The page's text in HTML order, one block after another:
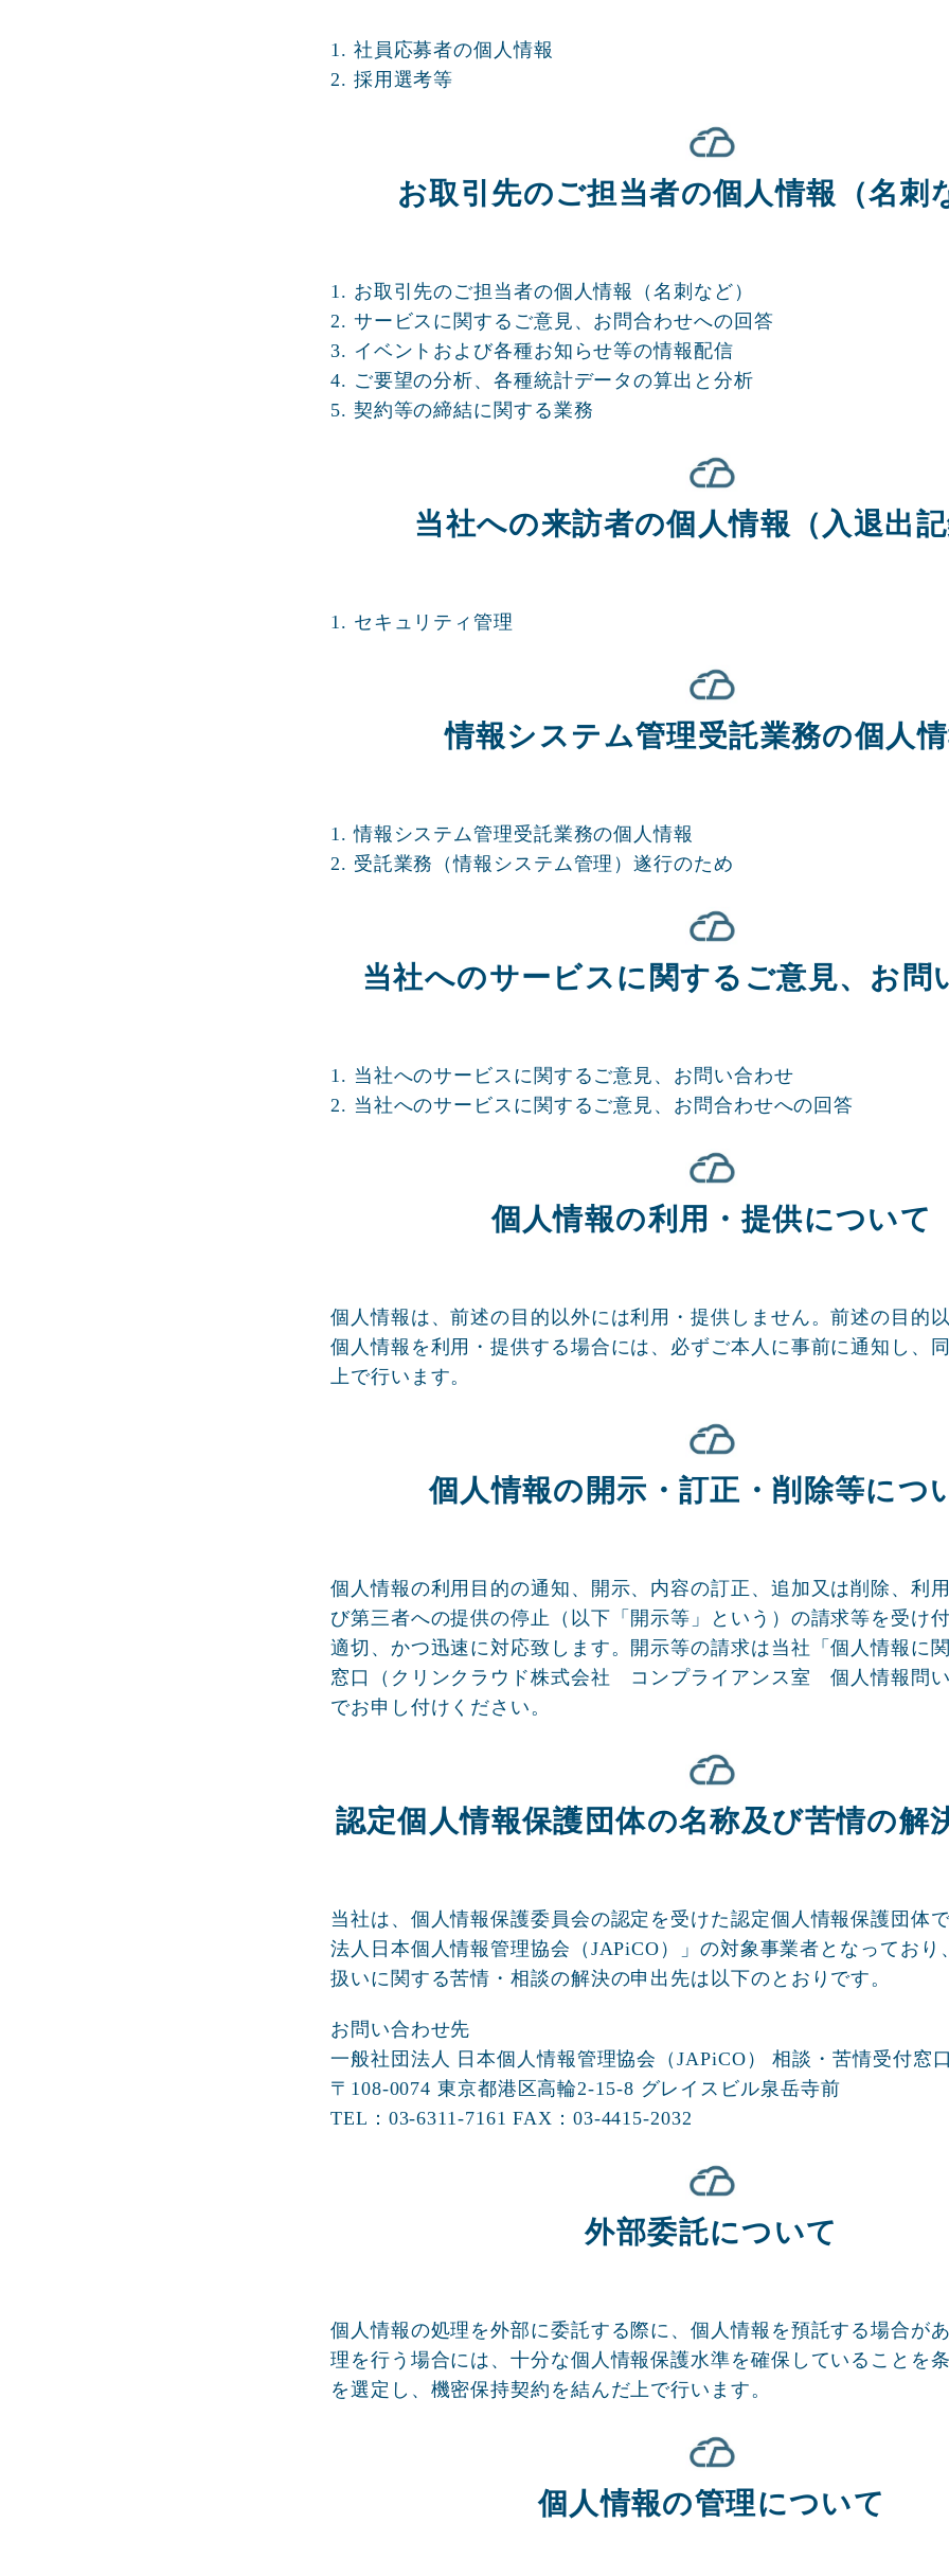
1. 社員応募者の個人情報
2. 採用選考等
お取引先のご担当者の個人情報（名刺
1. お取引先のご担当者の個人情報（名刺など）
2. サービスに関するご意見、お問合わせへの回答
3. イベントおよび各種お知らせ等の情報配信
4. ご要望の分析、各種統計データの算出と分析
5. 契約等の締結に関する業務
当社への来訪者の個人情報（入退出
1. セキュリティ管理
情報システム管理受託業務の個人
1. 情報システム管理受託業務の個人情報
2. 受託業務（情報システム管理）遂行のため
当社へのサービスに関するご意見、お問
1. 当社へのサービスに関するご意見、お問い合わせ
2. 当社へのサービスに関するご意見、お問合わせへの回答
個人情報の利用・提供について
個人情報は、前述の目的以外には利用・提供しません。前述の目的
個人情報を利用・提供する場合には、必ずご本人に事前に通知し、
上で行います。
個人情報の開示・訂正・削除等につ
個人情報の利用目的の通知、開示、内容の訂正、追加又は削除、利
び第三者への提供の停止（以下「開示等」という）の請求等を受け
適切、かつ迅速に対応致します。開示等の請求は当社「個人情報に
窓口（クリンクラウド株式会社 コンプライアンス室 個人情報問
でお申し付けください。
認定個人情報保護団体の名称及び苦情の解
当社は、個人情報保護委員会の認定を受けた認定個人情報保護団体
法人日本個人情報管理協会（JAPiCO）」の対象事業者となっており
扱いに関する苦情・相談の解決の申出先は以下のとおりです。
お問い合わせ先
一般社団法人 日本個人情報管理協会（JAPiCO） 相談・苦情受付窓
〒108-0074 東京都港区高輪2-15-8 グレイスビル泉岳寺前
TEL：03-6311-7161 FAX：03-4415-2032
外部委託について
個人情報の処理を外部に委託する際に、個人情報を預託する場合が
理を行う場合には、十分な個人情報保護水準を確保していることを
を選定し、機密保持契約を結んだ上で行います。
個人情報の管理について